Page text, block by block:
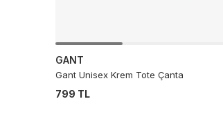
GANT
Gant Unisex Krem Tote Çanta
799 TL